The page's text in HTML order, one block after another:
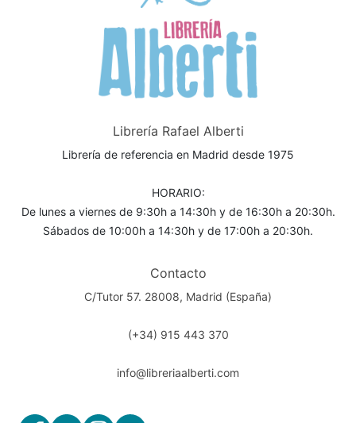
Librería Rafael Alberti
Librería de referencia en Madrid desde 1975
HORARIO:
De lunes a viernes de 9:30h a 14:30h y de 16:30h a 20:30h.
Sábados de 10:00h a 14:30h y de 17:00h a 20:30h.
Contacto
C/Tutor 57. 28008, Madrid (España)
(+34) 915 443 370
info@libreriaalberti.com